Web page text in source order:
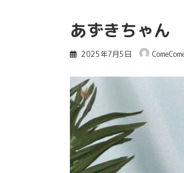
あずきちゃ
2025年7月5日